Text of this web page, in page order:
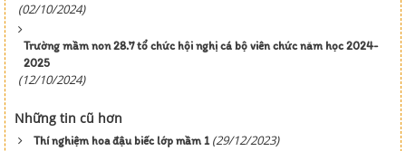
(02/10/2024)
Trường mầm non 28.7 tổ chức hội nghị cá bộ viên chức năm học 2024-
2025
(12/10/2024)
Những tin cũ hơn
Thí nghiệm hoa đậu biếc lớp mầm 1 (29/12/2023)